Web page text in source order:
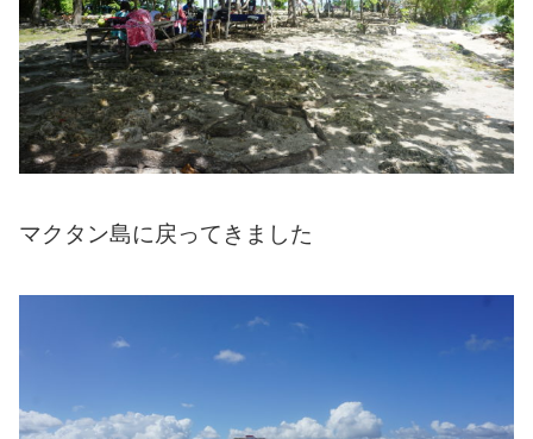
マクタン島に戻ってきました